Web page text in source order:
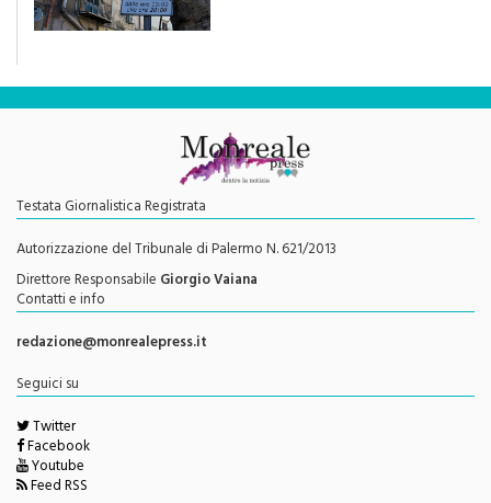
Testata Giornalistica Registrata
Autorizzazione del Tribunale di Palermo N. 621/2013
Direttore Responsabile Giorgio Vaiana
Contatti e info
redazione@monrealepress.it
Seguici su
Twitter
Facebook
Youtube
Feed RSS